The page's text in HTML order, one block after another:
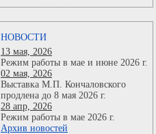
НОВОСТИ
13 мая, 2026
Режим работы в мае и июне 2026 г.
02 мая, 2026
Выставка М.П. Кончаловского
продлена до 8 мая 2026 г.
28 апр, 2026
Режим работы в мае 2026 г.
Архив новостей